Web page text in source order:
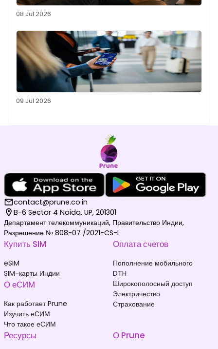
08 Jul 2026
09 Jul 2026
contact@prune.co.in
B-6 Sector 4 Noida, UP, 201301
Департамент телекоммуникаций, Правительство Индии,
Разрешение № 808-07 /2021-CS-I
Купить SIM
eSIM
SIM-карты Индии
О еСИМ
Как работает Prune
Изучить еСИМ
Что такое еСИМ
Оплата счетов
Пополнение мобильного
DTH
Широкополосный доступ
Электричество
Страхование
Ресурсы О Prune